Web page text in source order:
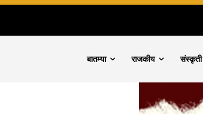
बातम्या राजकीय संस्कृती